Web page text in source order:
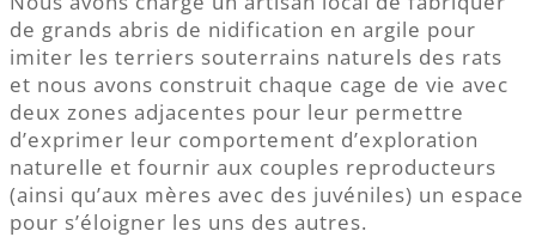
de grands abris de nidification en argile pour
imiter les terriers souterrains naturels des rats
et nous avons construit chaque cage de vie avec
deux zones adjacentes pour leur permettre
d’exprimer leur comportement d’exploration
naturelle et fournir aux couples reproducteurs
(ainsi qu’aux mères avec des juvéniles) un espace
pour s’éloigner les uns des autres.